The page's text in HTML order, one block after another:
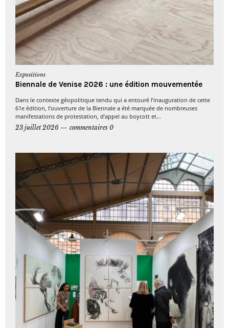
Expositions
Biennale de Venise 2026 : une édition mouvementée
Dans le contexte géopolitique tendu qui a entouré l’inauguration de cette
61e édition, l’ouverture de la Biennale a été marquée de nombreuses
manifestations de protestation, d’appel au boycott et...
23 juillet 2026
commentaires 0